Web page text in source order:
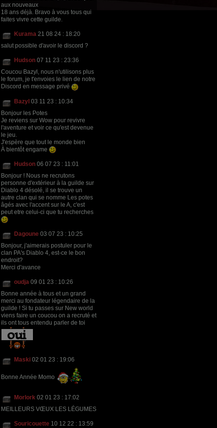
aux nouveaux
18 ans déjà. Bravo à vous tous qui
faites vivre cette guilde.
Kurama 21 08 24 : 18:20
salut possible d'avoir le discord ?
Hudson 07 11 23 : 23:36
Coucou Bazyl, nous n'utilisons plus
le forum, je t'envoies le lien de notre
Discord en message privé
Bazyl 03 11 23 : 10:34
Bonjour les Potes
Je reviens sur Wow pour revivre
l'aventure et voir ce qu'est devenue
le jeu.
J'espère que tout le monde bien
À bientôt engame
Hudson 06 07 23 : 11:01
Bonjour ! Nous ne recrutons
personne d'extérieur à la guilde sur
Diablo 4 désolé, il se trouve un
autre clan qui se nomme Les potes
âgés avec l'accent sur le A, c'est
peut etre celui-ci que tu recherches
Dagoune 03 07 23 : 10:25
Bonjour, j'aimerais postuler pour le
clan PA's Diablo 4, est-ce le bon
endroit?
Merci d'avance
oudja 09 01 23 : 10:26
Bonne année à tous et un grand
merci au fondateur légendaire de la
guilde ! Si tu passes sur New world
viens faire un coucou on a recruté et
ils ont tous entendu parler de toi
Maski 02 01 23 : 19:06
Bonne Année Momo
Morlork 02 01 23 : 17:02
MEILLEURS VŒUX LES LÉGUMES
Souricouette 10 12 22 : 13:59